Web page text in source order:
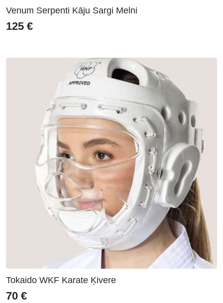
Venum Serpenti Kāju Sargi Melni
125 €
Tokaido WKF Karate Ķivere
70 €